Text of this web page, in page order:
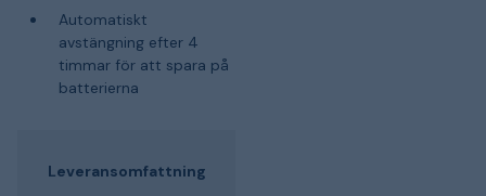
Automatiskt
avstängning efter 4
timmar för att spara på
batterierna
Leveransomfattning